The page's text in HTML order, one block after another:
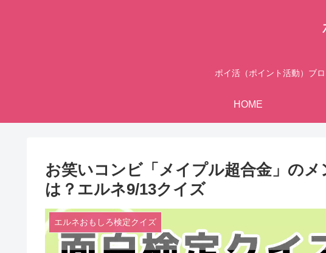
ポイ活（ポイント活動）ブ
HOME
お笑いコンビ「メイプル超合金」の
は？エルネ9/13クイズ
エルネおもしろ検定クイズ